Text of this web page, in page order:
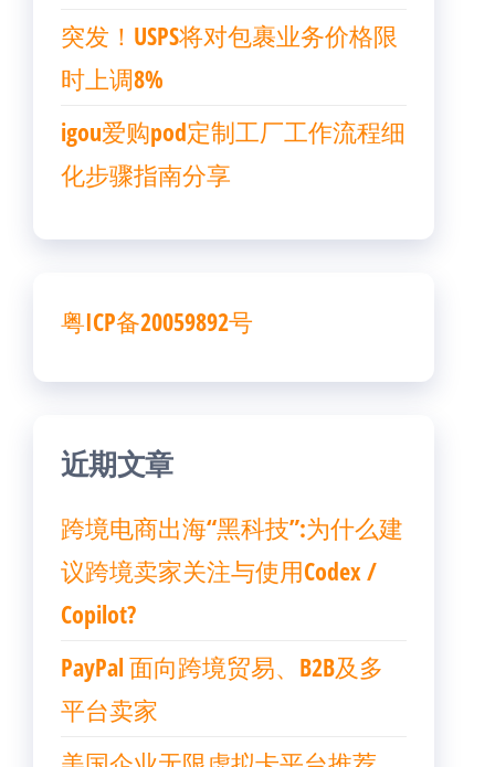
突发！USPS将对包裹业务价格限
时上调8%
igou爱购pod定制工厂工作流程细
化步骤指南分享
粤ICP备20059892号
近期文章
跨境电商出海“黑科技”:为什么建
议跨境卖家关注与使用Codex /
Copilot?
PayPal 面向跨境贸易、B2B及多
平台卖家